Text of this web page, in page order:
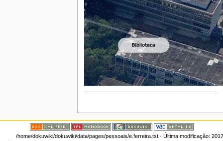
/home/dokuwiki/dokuwiki/data/pages/pessoais/e.ferreira.txt· Última modificação: